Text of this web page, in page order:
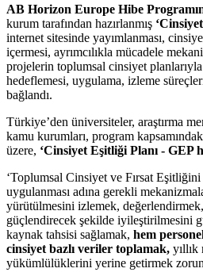
AB Horizon Europe Hibe
kurum tarafından hazırlanmış
internet sitesinde yayımlanması,
içermesi, ayrımcılıkla mücadele
projelerin toplumsal cinsiyet
hedeflemesi, uygulama, izleme
bağlandı.
Türkiye’den üniversiteler, araştırma
kamu kurumları, program
üzere, ‘Cinsiyet Eşitliği Planı - GEP
‘Toplumsal Cinsiyet ve Fırsat Eşitliğini
uygulanması adına gerekli
yürütülmesini izlemek,
güçlendirecek şekilde iyileştirilmesini
kaynak tahsisi sağlamak, hem
cinsiyet bazlı veriler toplamak,
yükümlülüklerini yerine getirmek